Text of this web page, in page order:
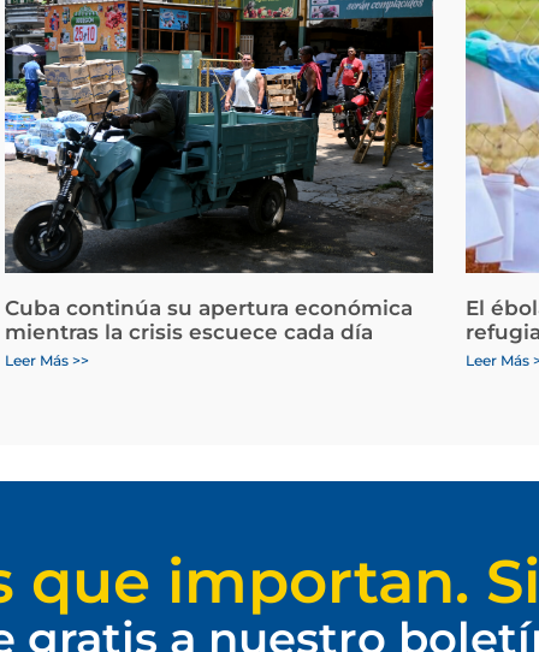
Cuba continúa su apertura económica
mientras la crisis escuece cada día
Leer Más >>
El
Leer Más
que importan.
gratis a nuestro